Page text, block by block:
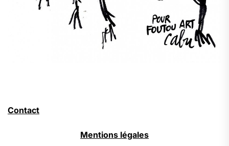
Contact
Mentions légales